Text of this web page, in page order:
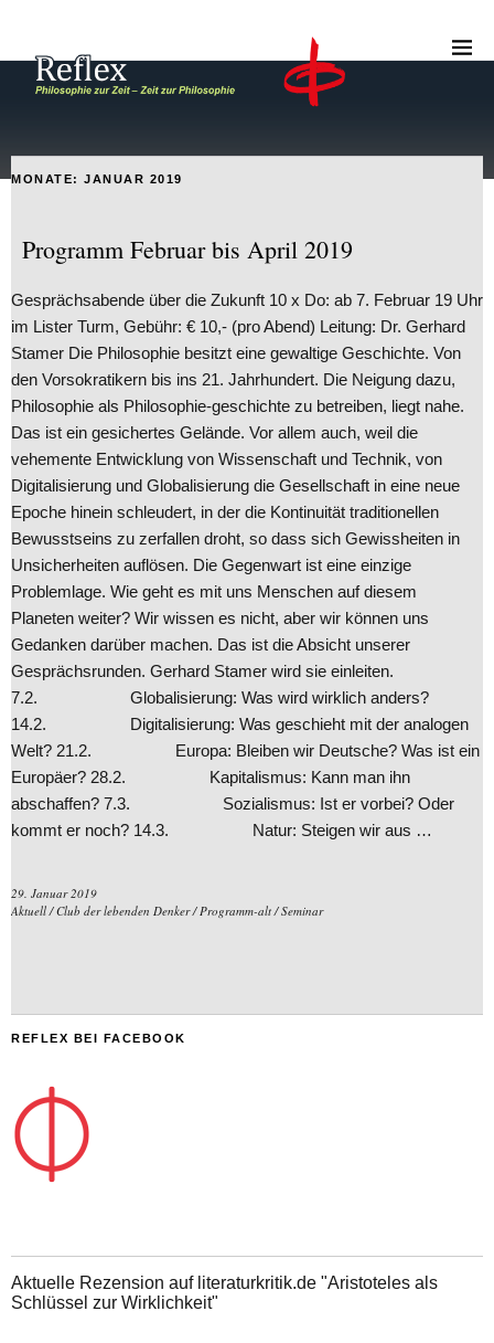
MONATE: JANUAR 2019
Programm Februar bis April 2019
Gesprächsabende über die Zukunft 10 x Do: ab 7. Februar 19 Uhr
im Lister Turm, Gebühr: € 10,- (pro Abend) Leitung: Dr. Gerhard
Stamer Die Philosophie besitzt eine gewaltige Geschichte. Von
den Vorsokratikern bis ins 21. Jahrhundert. Die Neigung dazu,
Philosophie als Philosophie-geschichte zu betreiben, liegt nahe.
Das ist ein gesichertes Gelände. Vor allem auch, weil die
vehemente Entwicklung von Wissenschaft und Technik, von
Digitalisierung und Globalisierung die Gesellschaft in eine neue
Epoche hinein schleudert, in der die Kontinuität traditionellen
Bewusstseins zu zerfallen droht, so dass sich Gewissheiten in
Unsicherheiten auflösen. Die Gegenwart ist eine einzige
Problemlage. Wie geht es mit uns Menschen auf diesem
Planeten weiter? Wir wissen es nicht, aber wir können uns
Gedanken darüber machen. Das ist die Absicht unserer
Gesprächsrunden. Gerhard Stamer wird sie einleiten.
7.2. Globalisierung: Was wird wirklich anders?
14.2. Digitalisierung: Was geschieht mit der analogen
Welt? 21.2. Europa: Bleiben wir Deutsche? Was ist ein
Europäer? 28.2. Kapitalismus: Kann man ihn
abschaffen? 7.3. Sozialismus: Ist er vorbei? Oder
kommt er noch? 14.3. Natur: Steigen wir aus …
29. Januar 2019
Aktuell /Club der lebenden Denker/ Programm-alt /Seminar
REFLEX BEI FACEBOOK
Aktuelle Rezension auf literaturkritik.de "Aristoteles als
Schlüssel zur Wirklichkeit"